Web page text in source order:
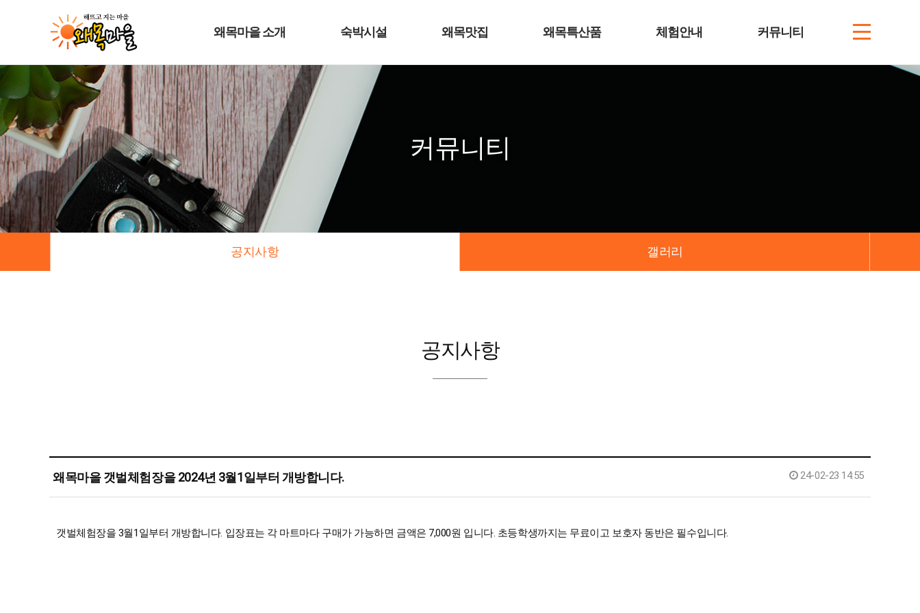
왜목마을 소개 숙박시설 왜목맛집 왜목특산품 체험안내 커뮤니티
커뮤니티
공지사항 갤러리
공지사항
왜목마을 갯벌체험장을 2024년 3월1일부터 개방합니다. 24-02-23 14:55
갯벌체험장을 3월1일부터 개방합니다. 입장표는 각 마트마다 구매가 가능하면 금액은 7,000원 입니다. 초등학생까지는 무료이고 보호자 동반은 필수입니다.